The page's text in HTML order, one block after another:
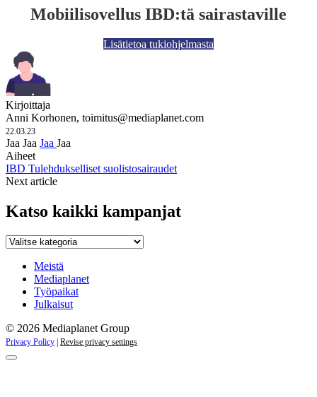
Mobiilisovellus IBD:tä sairastaville
Lisätietoa tukiohjelmasta
Kirjoittaja
Anni Korhonen, toimitus@mediaplanet.com
22.03.23
Jaa Jaa Jaa Jaa
Aiheet
IBD Tulehdukselliset suolistosairaudet
Next article
Katso kaikki kampanjat
Katso
kampanjat
Meistä
Mediaplanet
Työpaikat
Julkaisut
© 2026 Mediaplanet Group
Privacy Policy Revise privacy settings